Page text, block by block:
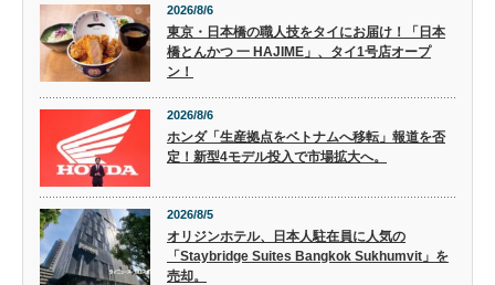
2026/8/6
東京・日本橋の職人技をタイにお届け！「日本
橋とんかつ 一 HAJIME」、タイ1号店オープ
ン！
2026/8/6
ホンダ「生産拠点をベトナムへ移転」報道を否
定！新型4モデル投入で市場拡大へ。
2026/8/5
オリジンホテル、日本人駐在員に人気の
「Staybridge Suites Bangkok Sukhumvit」を
売却。